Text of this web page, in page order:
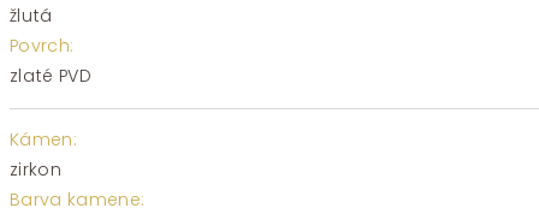
žlutá
Povrch:
zlaté PVD
Kámen:
zirkon
Barva kamene: